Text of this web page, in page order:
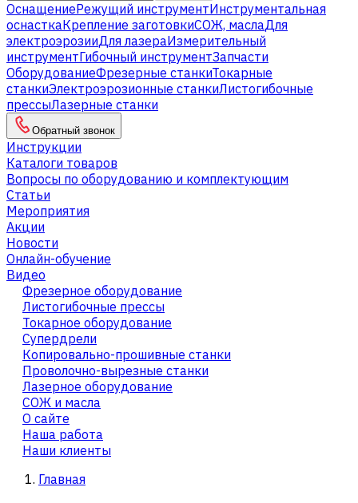
ОснащениеРежущий инструментИнструментальная
оснасткаКрепление заготовкиСОЖ, маслаДля
электроэрозииДля лазераИзмерительный
инструментГибочный инструментЗапчасти
ОборудованиеФрезерные станкиТокарные
станкиЭлектроэрозионные станкиЛистогибочные
прессыЛазерные станки
Обратный звонок
Инструкции
Каталоги товаров
Вопросы по оборудованию и комплектующим
Статьи
Мероприятия
Акции
Новости
Онлайн-обучение
Видео
Фрезерное оборудование
Листогибочные прессы
Токарное оборудование
Cупердрели
Копировально-прошивные станки
Проволочно-вырезные станки
Лазерное оборудование
СОЖ и масла
О сайте
Наша работа
Наши клиенты
Главная